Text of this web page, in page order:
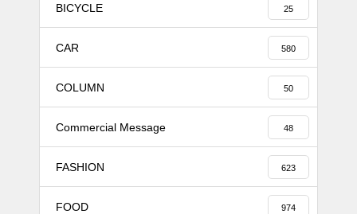
BICYCLE 25
CAR 580
COLUMN 50
Commercial Message 48
FASHION 623
FOOD 974